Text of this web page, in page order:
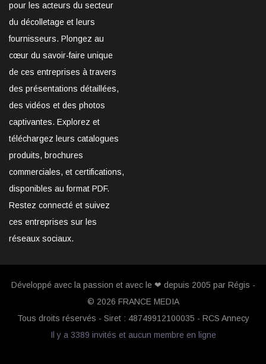
pour les acteurs du secteur
du décolletage et leurs
fournisseurs. Plongez au
cœur du savoir-faire unique
de ces entreprises à travers
des présentations détaillées,
des vidéos et des photos
captivantes. Explorez et
téléchargez leurs catalogues
produits, brochures
commerciales, et certifications,
disponibles au format PDF.
Restez connecté et suivez
ces entreprises sur les
réseaux sociaux.
Développé avec la passion et avec le ❤ depuis 2005 par Régis -
© 2026 FRANCE MEDIA
Tous droits réservés - Siret : 48749912100035 - RCS Annecy
Il y a 3389 invités et aucun membre en ligne